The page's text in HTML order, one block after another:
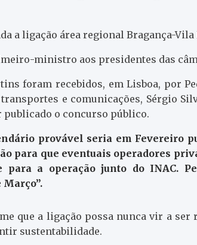
a ligação área regional Bragança-Vila
ministro aos presidentes das
foram recebidos, em Lisboa, por
e comunicações, Sérgio
o concurso público.
provável seria em Fevereiro
para que eventuais operadores
para a operação junto do INAC.
que a ligação possa nunca vir a ser
sustentabilidade.